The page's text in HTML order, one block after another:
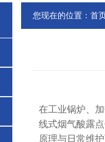
您现在的位置： 首
在工业锅炉、
线式烟气酸露
原理与日常维